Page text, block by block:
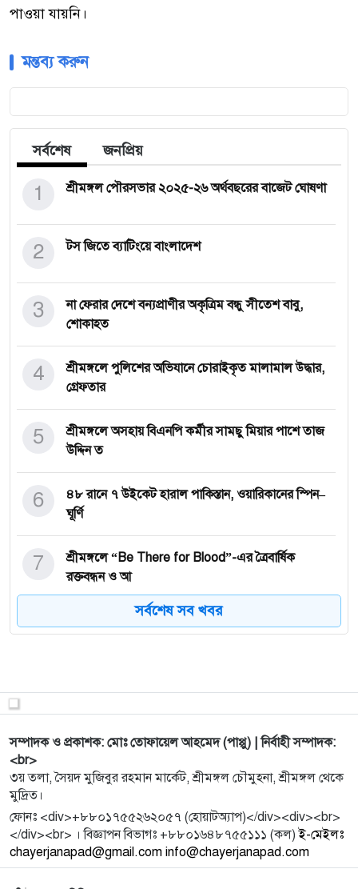
পাওয়া যায়নি।
মন্তব্য করুন
সর্বশেষ জনপ্রিয়
শ্রীমঙ্গল পৌরসভার ২০২৫-২৬ অর্থবছরের বাজেট ঘোষণা
1
টস জিতে ব্যাটিংয়ে বাংলাদেশ
2
না ফেরার দেশে বন্যপ্রাণীর অকৃত্রিম বন্ধু সীতেশ বাবু,
শোকাহত
3
শ্রীমঙ্গলে পুলিশের অভিযানে চোরাইকৃত মালামাল উদ্ধার,
গ্রেফতার
4
শ্রীমঙ্গলে অসহায় বিএনপি কর্মীর সামছু মিয়ার পাশে তাজ
উদ্দিন ত
5
৪৮ রানে ৭ উইকেট হারাল পাকিস্তান, ওয়ারিকানের স্পিন–
ঘূর্ণি
6
শ্রীমঙ্গলে “Be There for Blood”-এর ত্রৈবার্ষিক
রক্তবন্ধন ও আ
7
স্বল্প বেতনে মানবেতর জীবন: শ্রীমঙ্গলে গ্রাম পুলিশের
8
9
শ্রীমঙ্গল রেলওয়ে স্টেশনে ‘পাঠক কর্নার’ উদ্বোধন
10
মূলহোতা আটক
11
পুতিন-কিমের সঙ্গে চুক্তি চান ট্রাম্প
12
সর্বশেষ সব খবর
সম্পাদক ও প্রকাশক: মোঃ তোফায়েল আহমেদ (পাপ্পু) | নির্বাহী সম্পাদক:
<br>
৩য় তলা, সৈয়দ মুজিবুর রহমান মার্কেট, শ্রীমঙ্গল চৌমুহনা, শ্রীমঙ্গল থেকে
মুদ্রিত।
ফোনঃ <div>+৮৮০১৭৫৫২৬২০৫৭ (হোয়াটঅ্যাপ)</div><div><br>
</div><br> । বিজ্ঞাপন বিভাগঃ +৮৮০১৬৪৮৭৫৫১১১ (কল)ই-মেইলঃ
chayerjanapad@gmail.com info@chayerjanapad.com